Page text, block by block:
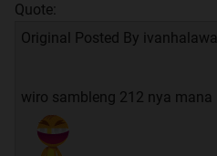
Quote:
Original Posted By ivanhalawa
wiro sambleng 212 nya mana